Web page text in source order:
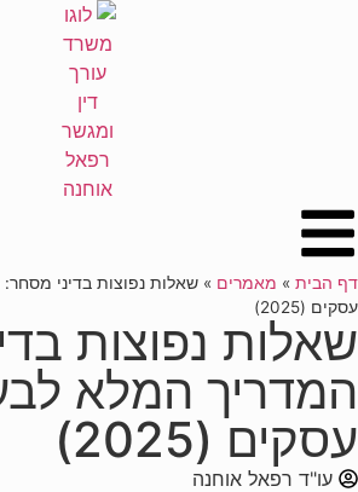
דף הבית » מאמרים » שאלות נפוצות בדיני
עסקים (2025)
שאלות נפוצות
המדריך המלא
עסקים (2025)
עו"ד רפאל אוחנה